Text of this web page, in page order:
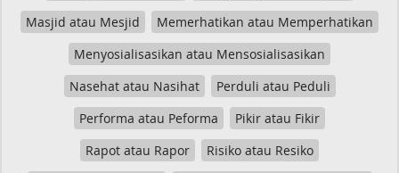
Masjid atau Mesjid
Memerhatikan atau Memperhatikan
Menyosialisasikan atau Mensosialisasikan
Nasehat atau Nasihat
Perduli atau Peduli
Performa atau Peforma
Pikir atau Fikir
Rapot atau Rapor
Risiko atau Resiko